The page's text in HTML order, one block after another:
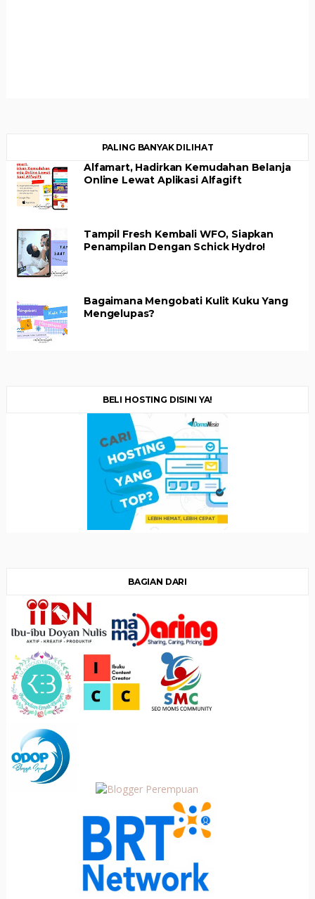
PALING BANYAK DILIHAT
Alfamart, Hadirkan Kemudahan Belanja
Online Lewat Aplikasi Alfagift
Tampil Fresh Kembali WFO, Siapkan
Penampilan Dengan Schick Hydro!
Bagaimana Mengobati Kulit Kuku Yang
Mengelupas?
BELI HOSTING DISINI YA!
BAGIAN DARI